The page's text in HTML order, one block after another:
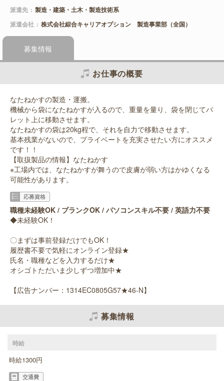
派遣先
製造・建築・土木・製造技術系
派遣会社
株式会社綜合キャリアオプション 製造事業部（全国）
募集情報
お仕事の概要
なたねかすの製造・運搬。
機械から袋になたねかすが入るので、重量を量り、袋を閉じてパ
レット上に移動させます。
なたねかすの袋は20kg程で、それを自力で移動させます。
基本残業がないので、プライベートを充実させたい方にオススメ
です！！
【取扱製品の情報】なたねかす
※工場内では、なたねかすが舞うので皮膚が弱い方はかゆくなる
可能性があります。
応募資格
職種未経験OK / ブランクOK / パソコンスキル不要 / 英語力不要
◆未経験OK！
〇まずは事前登録だけでもOK！
履歴書不要で気軽にオンライン登録★
氏名・職種などを入力するだけ★
オシゴトただいま少しずつ増加中★
【広告ナンバー：1314EC0805G57★46-N】
募集情報
時給
時給1300円
交通費